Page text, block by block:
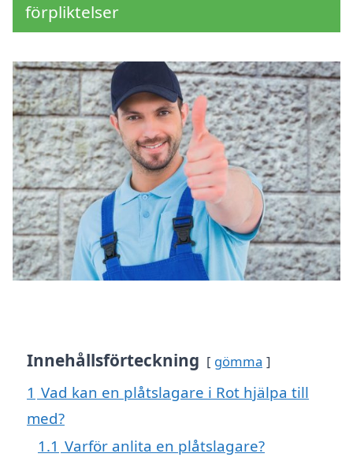
förpliktelser
Innehållsförteckning gömma
1 Vad kan en plåtslagare i Rot hjälpa till
med?
1.1 Varför anlita en plåtslagare?